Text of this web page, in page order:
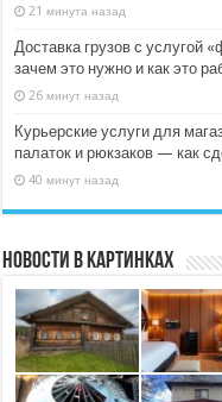
21 минута назад
Доставка грузов с услугой
зачем это нужно и как это
26 минут назад
Курьерские услуги для
палаток и рюкзаков — как
40 минут назад
Новости в картинках